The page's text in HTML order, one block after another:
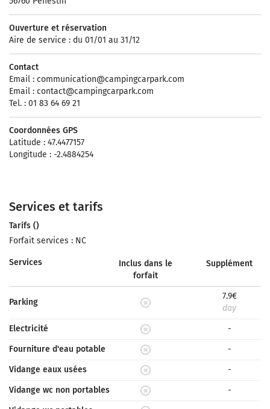
Ouverture et réservation
Aire de service : du 01/01 au 31/12
Contact
Email : communication@campingcarpark.com
Email : contact@campingcarpark.com
Tel. : 01 83 64 69 21
Coordonnées GPS
Latitude : 47.4477157
Longitude : -2.4884254
Services et tarifs
Tarifs ()
Forfait services : NC
Services
Inclus dans le
forfait
Supplément
Parking
7.9€
day
Electricité
-
Fourniture d'eau potable
-
Vidange eaux usées
-
Vidange wc non portables
-